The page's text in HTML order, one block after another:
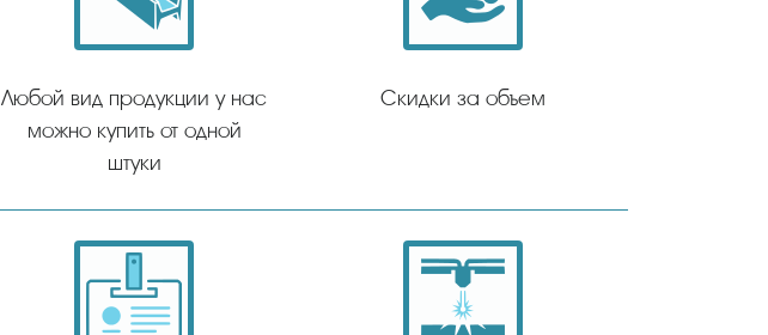
Любой вид продукции у нас
можно купить от одной
штуки
Скидки за объем